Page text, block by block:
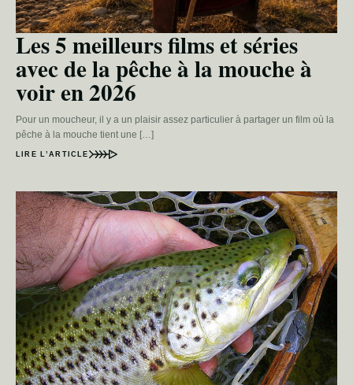
Les 5 meilleurs films et séries
avec de la pêche à la mouche à
voir en 2026
Pour un moucheur, il y a un plaisir assez particulier à partager un film où la
pêche à la mouche tient une […]
LIRE L’ARTICLE